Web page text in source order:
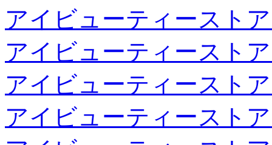
アイビューティースト
アイビューティースト
アイビューティースト
アイビューティースト